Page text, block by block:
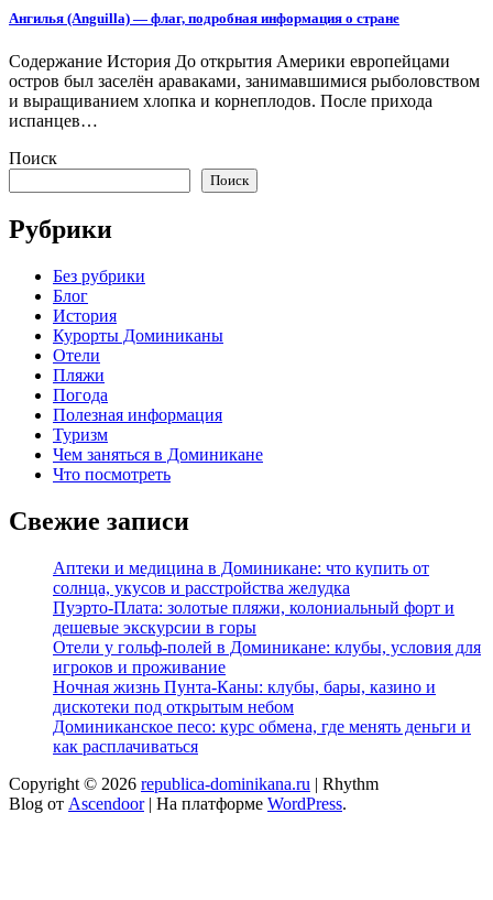
Ангилья (Anguilla) — флаг, подробная информация о стране
Содержание История До открытия Америки европейцами
остров был заселён араваками, занимавшимися рыболовством
и выращиванием хлопка и корнеплодов. После прихода
испанцев…
Поиск
Поиск
Рубрики
Без рубрики
Блог
История
Курорты Доминиканы
Отели
Пляжи
Погода
Полезная информация
Туризм
Чем заняться в Доминикане
Что посмотреть
Свежие записи
Аптеки и медицина в Доминикане: что купить от
солнца, укусов и расстройства желудка
Пуэрто-Плата: золотые пляжи, колониальный форт и
дешевые экскурсии в горы
Отели у гольф-полей в Доминикане: клубы, условия для
игроков и проживание
Ночная жизнь Пунта-Каны: клубы, бары, казино и
дискотеки под открытым небом
Доминиканское песо: курс обмена, где менять деньги и
как расплачиваться
Copyright © 2026 republica-dominikana.ru | Rhythm
Blog от Ascendoor| На платформе WordPress.